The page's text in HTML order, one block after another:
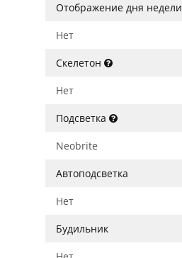
Отображение дня недели
Нет
Скелетон
Нет
Подсветка
Neobrite
Автоподсветка
Нет
Будильник